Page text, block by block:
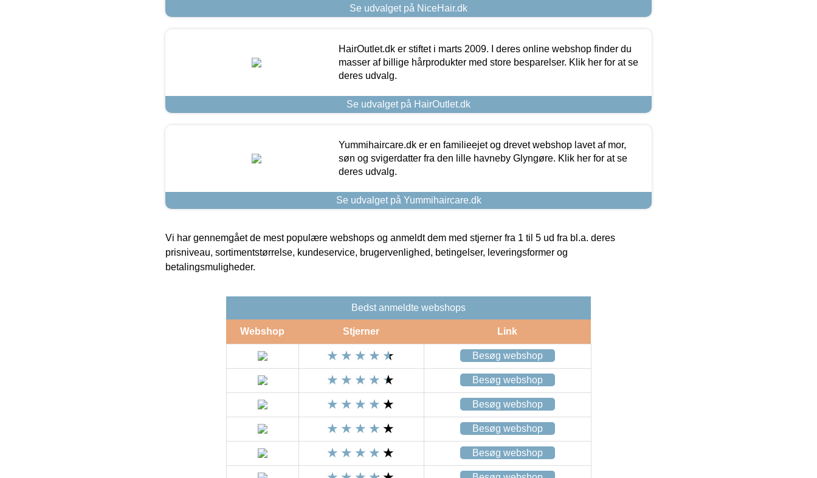
Se udvalget på NiceHair.dk
HairOutlet.dk er stiftet i marts 2009. I deres online webshop finder du
masser af billige hårprodukter med store besparelser. Klik her for at se
deres udvalg.
Se udvalget på HairOutlet.dk
Yummihaircare.dk er en familieejet og drevet webshop lavet af mor,
søn og svigerdatter fra den lille havneby Glyngøre. Klik her for at se
deres udvalg.
Se udvalget på Yummihaircare.dk
Vi har gennemgået de mest populære webshops og anmeldt dem med stjerner fra 1 til 5 ud fra bl.a. deres
prisniveau, sortimentstørrelse, kundeservice, brugervenlighed, betingelser, leveringsformer og
betalingsmuligheder.
Bedst anmeldte webshops
Webshop Stjerner Link
Besøg webshop
Besøg webshop
Besøg webshop
Besøg webshop
Besøg webshop